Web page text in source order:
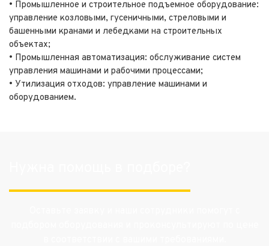
• Промышленное и строительное подъемное оборудование:
управление козловыми, гусеничными, стреловыми и
башенными кранами и лебедками на строительных
объектах;
• Промышленная автоматизация: обслуживание систем
управления машинами и рабочими процессами;
• Утилизация отходов: управление машинами и
оборудованием.